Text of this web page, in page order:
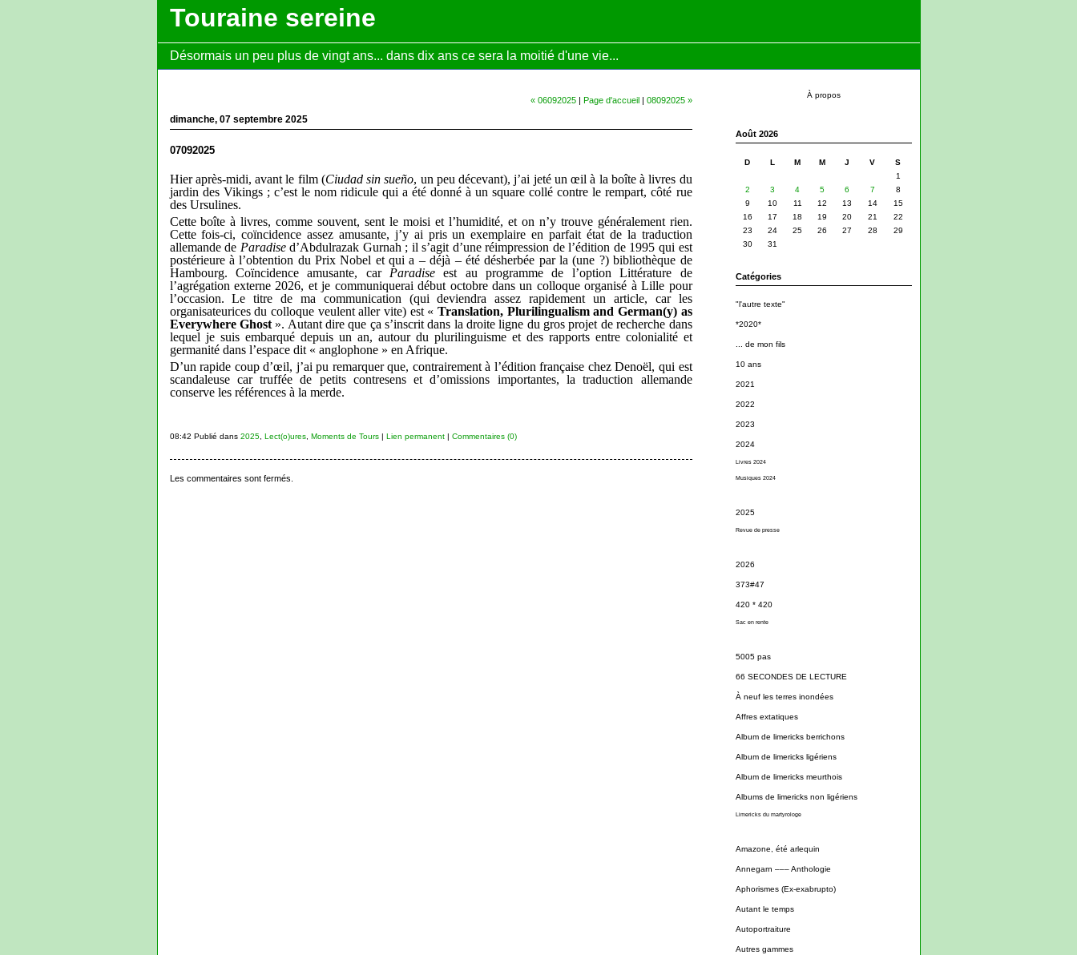
Touraine sereine
Désormais un peu plus de vingt ans... dans dix ans ce sera la moitié d'une vie...
À propos
Août 2026
D L M M J V
S
1
2
3 4 5 6 7
8
9
10 11 12 13 14
15
16
17 18 19 20 21
22
23
24 25 26 27 28
29
30
31
Catégories
"l'autre texte"
*2020*
... de mon fils
10 ans
2021
2022
2023
2024
Livres 2024
Musiques 2024
2025
Revue de presse
2026
373#47
420 * 420
Sac en rente
5005 pas
66 SECONDES DE LECTURE
À neuf les terres inondées
Affres extatiques
Album de limericks berrichons
Album de limericks ligériens
Album de limericks meurthois
Albums de limericks non ligériens
Limericks du martyrologe
Amazone, été arlequin
Annegarn ––– Anthologie
Aphorismes (Ex-exabrupto)
Autant le temps
Autoportraiture
Autres gammes
« 06092025| Page d'accueil| 08092025 »
dimanche, 07 septembre 2025
07092025
Hier après-midi, avant le film (Ciudad sin sueño, un peu décevant), j’ai jeté un œil à la boîte à livres du
jardin des Vikings ; c’est le nom ridicule qui a été donné à un square collé contre le rempart, côté rue
des Ursulines.
Cette boîte à livres, comme souvent, sent le moisi et l’humidité, et on n’y trouve généralement rien.
Cette fois-ci, coïncidence assez amusante, j’y ai pris un exemplaire en parfait état de la traduction
allemande de Paradised’Abdulrazak Gurnah ; il s’agit d’une réimpression de l’édition de 1995 qui est
postérieure à l’obtention du Prix Nobel et qui a – déjà – été désherbée par la (une ?) bibliothèque de
Hambourg. Coïncidence amusante, car Paradiseest au programme de l’option Littérature de
l’agrégation externe 2026, et je communiquerai début octobre dans un colloque organisé à Lille pour
l’occasion. Le titre de ma communication (qui deviendra assez rapidement un article, car les
organisateurices du colloque veulent aller vite) est « Translation, Plurilingualism and German(y) as
Everywhere Ghost». Autant dire que ça s’inscrit dans la droite ligne du gros projet de recherche dans
lequel je suis embarqué depuis un an, autour du plurilinguisme et des rapports entre colonialité et
germanité dans l’espace dit « anglophone » en Afrique.
D’un rapide coup d’œil, j’ai pu remarquer que, contrairement à l’édition française chez Denoël, qui est
scandaleuse car truffée de petits contresens et d’omissions importantes, la traduction allemande
conserve les références à la merde.
08:42 Publié dans 2025, Lect(o)ures, Moments de Tours| Lien permanent| Commentaires (0)
Les commentaires sont fermés.